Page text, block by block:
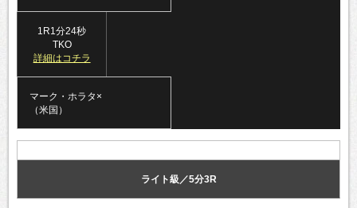
1R1分24秒
TKO
詳細はコチラ
マーク・ホラタ×
（米国）
ライト級／5分3R